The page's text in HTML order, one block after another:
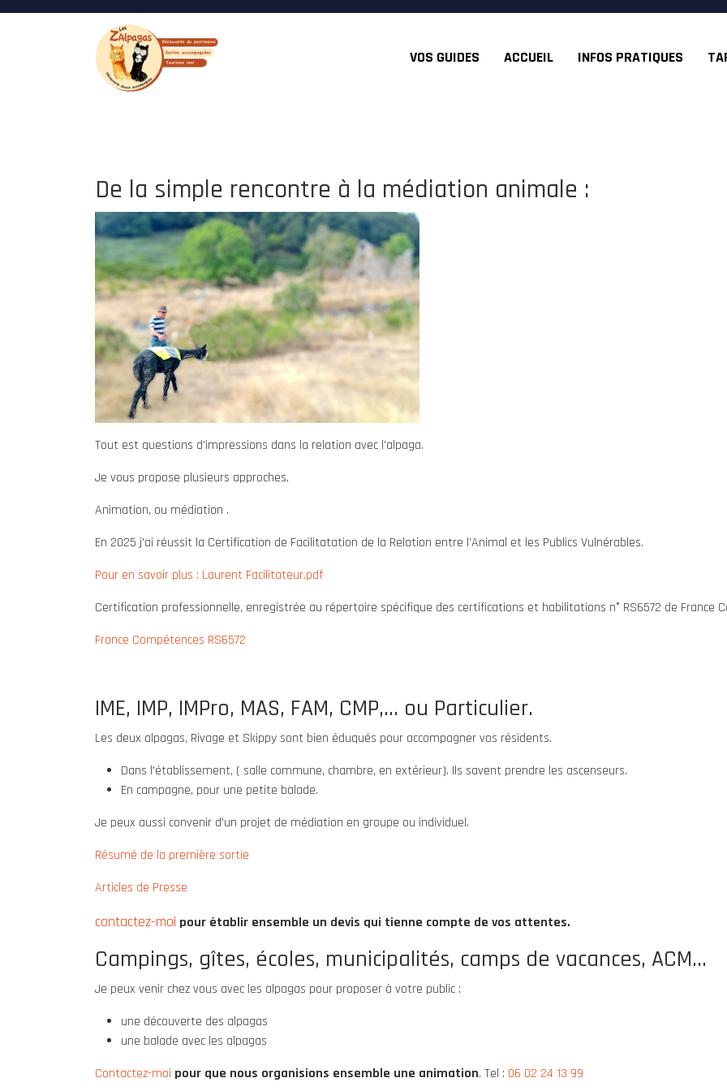
VOS GUIDES ACCUEIL INFOS PRATIQUES
De la simple rencontre à la médiation animale :
Tout est questions d'impressions dans la relation avec l'alpaga.
Je vous propose plusieurs approches.
Animation, ou médiation .
En 2025 j'ai réussit la Certification de Facilitatation de la Relation entre l’Animal et les Publics Vulnérables.
Pour en savoir plus : Laurent Facilitateur.pdf
Certification professionnelle, enregistrée au répertoire spécifique des certifications et habilitations n° RS6572 de France
France Compétences RS6572
IME, IMP, IMPro, MAS, FAM, CMP,... ou Particulier.
Les deux alpagas, Rivage et Skippy sont bien éduqués pour accompagner vos résidents.
Dans l'établissement, ( salle commune, chambre, en extérieur). Ils savent prendre les ascenseurs.
En campagne, pour une petite balade.
Je peux aussi convenir d'un projet de médiation en groupe ou individuel.
Résumé de la première sortie
Articles de Presse
contactez-moi pour établir ensemble un devis qui tienne compte de vos attentes.
Campings, gîtes, écoles, municipalités, camps de vacances, ACM...
Je peux venir chez vous avec les alpagas pour proposer à votre public :
une découverte des alpagas
une balade avec les alpagas
Contactez-moi pour que nous organisions ensemble une animation. Tel : 06 02 24 13 99